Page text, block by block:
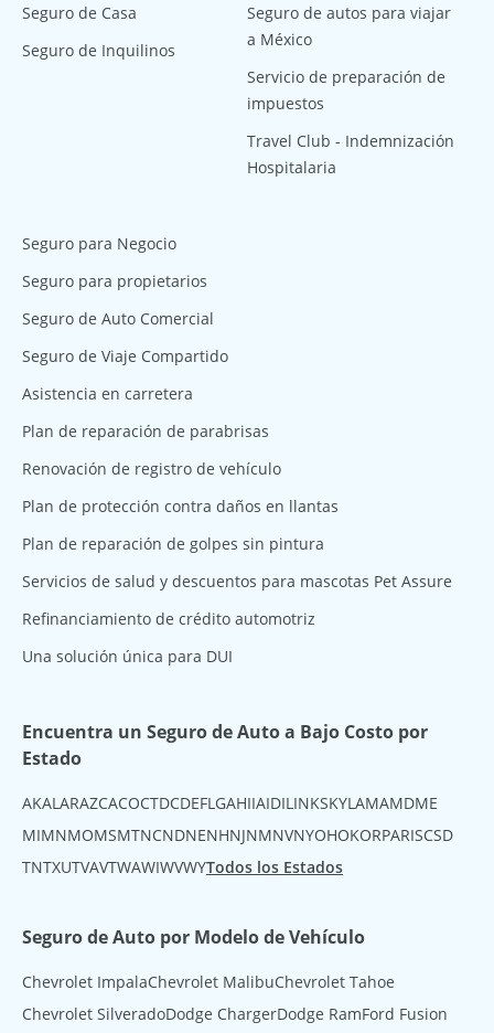
Seguro de Casa
Seguro de Inquilinos
Seguro de autos para viajar
a México
Servicio de preparación de
impuestos
Travel Club - Indemnización
Hospitalaria
Seguro para Negocio
Seguro para propietarios
Seguro de Auto Comercial
Seguro de Viaje Compartido
Asistencia en carretera
Plan de reparación de parabrisas
Renovación de registro de vehículo
Plan de protección contra daños en llantas
Plan de reparación de golpes sin pintura
Servicios de salud y descuentos para mascotas Pet Assure
Refinanciamiento de crédito automotriz
Una solución única para DUI
Encuentra un Seguro de Auto a Bajo Costo por
Estado
AKAL ARAZCACOCTDCDEFL GAHIIAIDIL INKSKYLAMAMDME
MIMNMOMSMTNCNDNENHNJNMNVNYOHOKORPARISCSD
TNTXUTVAVTWAWIWVWYTodos los Estados
Seguro de Auto por Modelo de Vehículo
Chevrolet ImpalaChevrolet MalibuChevrolet Tahoe
Chevrolet SilveradoDodge ChargerDodge RamFord Fusion